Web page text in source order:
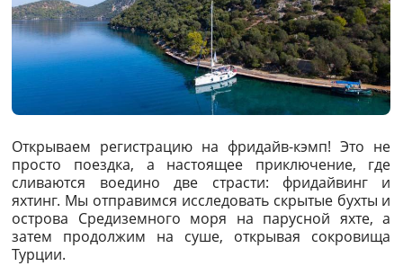
Открываем регистрацию на фридайв-кэмп! Это не
просто поездка, а настоящее приключение, где
сливаются воедино две страсти: фридайвинг и
яхтинг. Мы отправимся исследовать скрытые бухты и
острова Средиземного моря на парусной яхте, а
затем продолжим на суше, открывая сокровища
Турции.